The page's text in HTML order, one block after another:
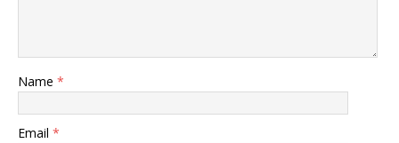
Name *
Email *